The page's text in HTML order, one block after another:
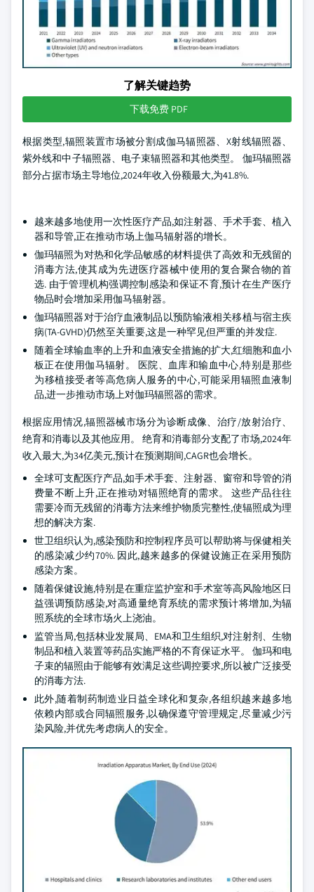
了解关键趋势
下载免费 PDF
根据类型,辐照装置市场被分割成伽马辐照器、X射线辐照器、
紫外线和中子辐照器、电子束辐照器和其他类型。 伽玛辐照器
部分占据市场主导地位,2024年收入份额最大,为41.8%.
越来越多地使用一次性医疗产品,如注射器、手术手套、植入
器和导管,正在推动市场上伽马辐射器的增长。
伽玛辐照为对热和化学品敏感的材料提供了高效和无残留的
消毒方法,使其成为先进医疗器械中使用的复合聚合物的首
选. 由于管理机构强调控制感染和保证不育,预计在生产医疗
物品时会增加采用伽马辐射器。
伽玛辐照器对于治疗血液制品以预防输液相关移植与宿主疾
病(TA-GVHD)仍然至关重要,这是一种罕见但严重的并发症.
随着全球输血率的上升和血液安全措施的扩大,红细胞和血小
板正在使用伽马辐射。 医院、血库和输血中心,特别是那些
为移植接受者等高危病人服务的中心,可能采用辐照血液制
品,进一步推动市场上对伽玛辐照器的需求。
根据应用情况,辐照器械市场分为诊断成像、治疗/放射治疗、
绝育和消毒以及其他应用。 绝育和消毒部分支配了市场,2024年
收入最大,为34亿美元,预计在预测期间,CAGR也会增长。
全球可支配医疗产品,如手术手套、注射器、窗帘和导管的消
费量不断上升,正在推动对辐照绝育的需求。 这些产品往往
需要冷而无残留的消毒方法来维护物质完整性,使辐照成为理
想的解决方案.
世卫组织认为,感染预防和控制程序员可以帮助将与保健相关
的感染减少约70%. 因此,越来越多的保健设施正在采用预防
感染方案。
随着保健设施,特别是在重症监护室和手术室等高风险地区日
益强调预防感染,对高通量绝育系统的需求预计将增加,为辐
照系统的全球市场火上浇油。
监管当局,包括林业发展局、EMA和卫生组织,对注射剂、生物
制品和植入装置等药品实施严格的不育保证水平。 伽玛和电
子束的辐照由于能够有效满足这些调控要求,所以被广泛接受
的消毒方法.
此外,随着制药制造业日益全球化和复杂,各组织越来越多地
依赖内部或合同辐照服务,以确保遵守管理规定,尽量减少污
染风险,并优先考虑病人的安全。